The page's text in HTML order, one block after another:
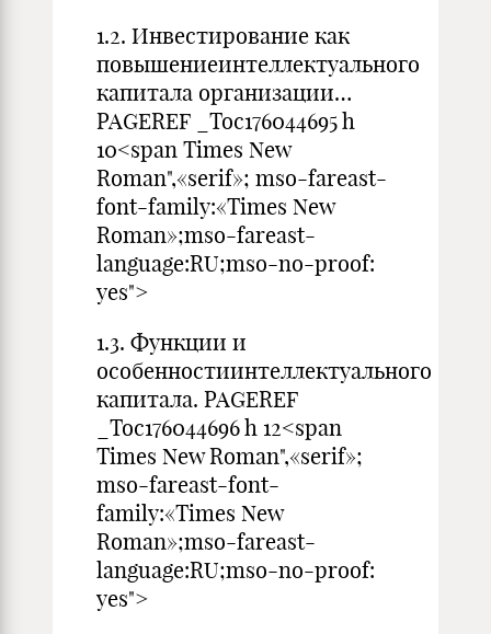
1.2. Инвестирование как
повышениеинтеллектуального
капитала организации…
PAGEREF _Toc176044695 h
10<span Times New
Roman",«serif»; mso-fareast-
font-family:«Times New
Roman»;mso-fareast-
language:RU;mso-no-proof:
yes">
1.3. Функции и
особенностиинтеллектуального
капитала. PAGEREF
_Toc176044696 h 12<span
Times New Roman",«serif»;
mso-fareast-font-
family:«Times New
Roman»;mso-fareast-
language:RU;mso-no-proof:
yes">